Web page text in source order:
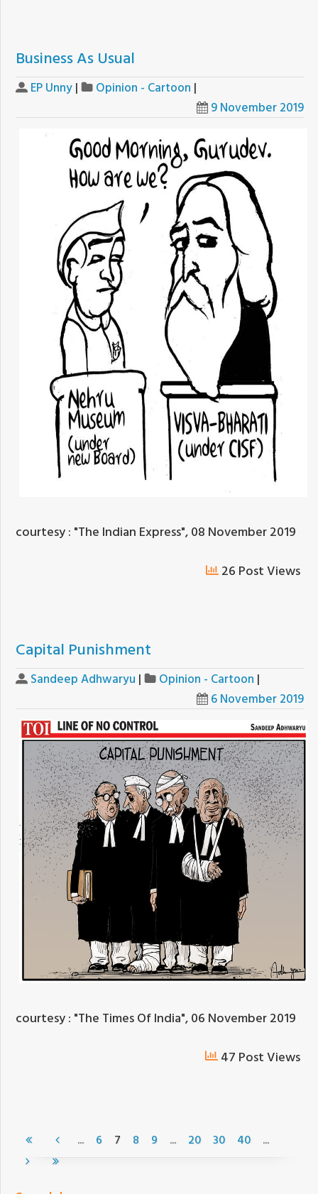
Business As Usual
EP Unny | Opinion - Cartoon |
9 November 2019
courtesy : "The Indian Express", 08 November 2019
26 Post Views
Capital Punishment
Sandeep Adhwaryu | Opinion - Cartoon |
6 November 2019
courtesy : "The Times Of India", 06 November 2019
47 Post Views
... 6 7 8 9 ... 20 30 40 ...